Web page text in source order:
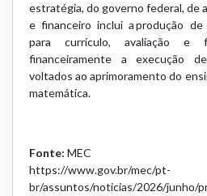
estratégia, do governo federal, de
e financeiro inclui a produção
para currículo, avaliação e
financeiramente a execução
voltados ao aprimoramento do
matemática.
Fonte: MEC
https://www.gov.br/mec/pt-
br/assuntos/noticias/2026/junho/